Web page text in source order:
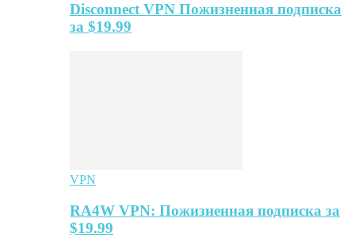
Disconnect VPN Пожизненная подписка
за $19.99
VPN
RA4W VPN: Пожизненная подписка за
$19.99